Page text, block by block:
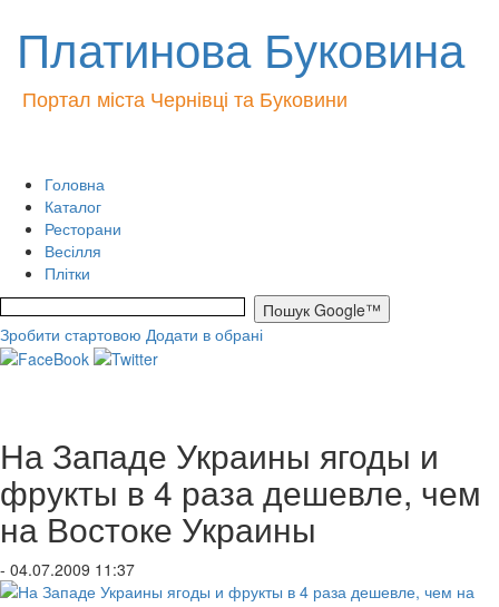
Платинова Буковина
Портал міста Чернівці та Буковини
Головна
Каталог
Ресторани
Весілля
Плітки
Зробити стартовою Додати в обрані
На Западе Украины ягоды и
фрукты в 4 раза дешевле, чем
на Востоке Украины
- 04.07.2009 11:37